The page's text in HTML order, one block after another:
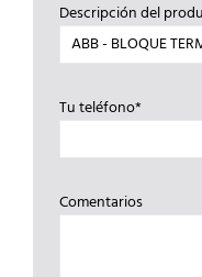
Descripción del
Tu teléfono*
Comentarios